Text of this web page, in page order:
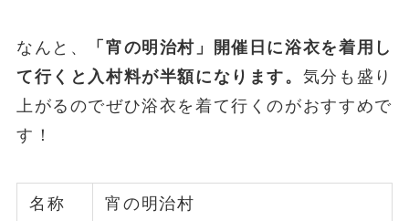
なんと、
「宵の明治村」開催日に浴衣を着用し
て行くと入村料が半額になります。 気分も盛り
上がるのでぜひ浴衣を着て行くのがおすすめで
す！
名称 宵の明治村